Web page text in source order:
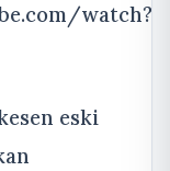
watch?
eski